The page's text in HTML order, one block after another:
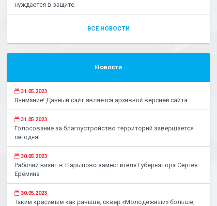
нуждается в защите.
ВСЕ НОВОСТИ
Новости
31.05.2023
Внимание! Данный сайт является архивной версией сайта.
31.05.2023
Голосование за благоустройство территорий завершается
сегодня!
30.05.2023
Рабочий визит в Шарыпово заместителя Губернатора Сергея
Ерёмина
30.05.2023
Таким красивым как раньше, сквер «Молодежный» больше,